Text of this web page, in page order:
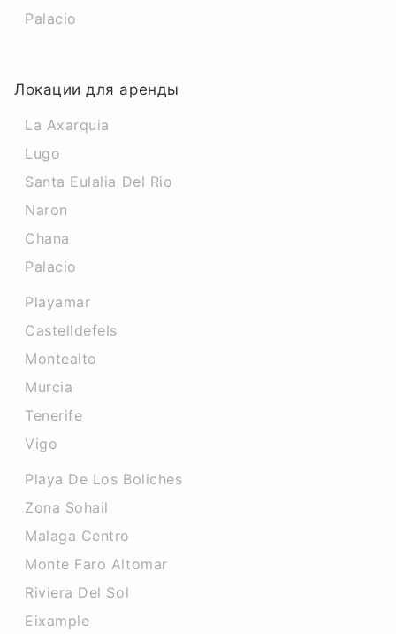
Palacio
Локации для аренды
La Axarquia
Lugo
Santa Eulalia Del Rio
Naron
Chana
Palacio
Playamar
Castelldefels
Montealto
Murcia
Tenerife
Vigo
Playa De Los Boliches
Zona Sohail
Malaga Centro
Monte Faro Altomar
Riviera Del Sol
Eixample